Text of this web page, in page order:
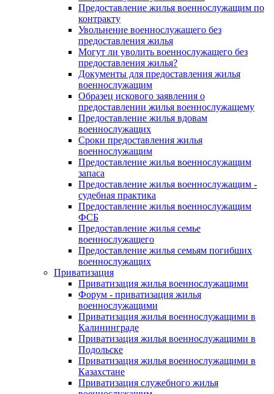
Предоставление жилья военнослужащим по
контракту
Увольнение военнослужащего без
предоставления жилья
Могут ли уволить военнослужащего без
предоставления жилья?
Документы для предоставления жилья
военнослужащим
Образец искового заявления о
предоставлении жилья военнослужащему
Предоставление жилья вдовам
военнослужащих
Сроки предоставления жилья
военнослужащим
Предоставление жилья военнослужащим
запаса
Предоставление жилья военнослужащим -
судебная практика
Предоставление жилья военнослужащим
ФСБ
Предоставление жилья семье
военнослужащего
Предоставление жилья семьям погибших
военнослужащих
Приватизация
Приватизация жилья военнослужащими
Форум - приватизация жилья
военнослужащими
Приватизация жилья военнослужащими в
Калининграде
Приватизация жилья военнослужащими в
Подольске
Приватизация жилья военнослужащими в
Казахстане
Приватизация служебного жилья